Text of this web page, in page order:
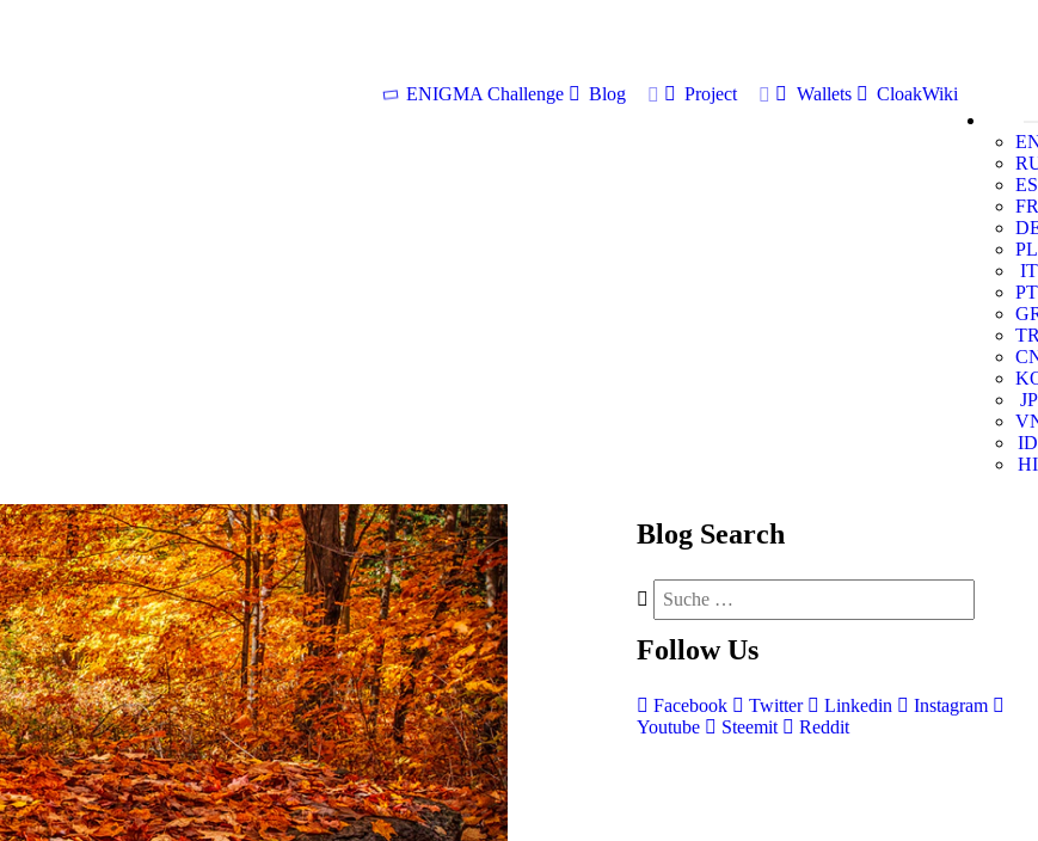
ENIGMA Challenge Blog Project Wallets
CloakWiki
ES
FR
PL
IT
PT
JP
ID
HI
Blog Search
Follow Us
Facebook Twitter Linkedin
Instagram
Youtube
Steemit Reddit